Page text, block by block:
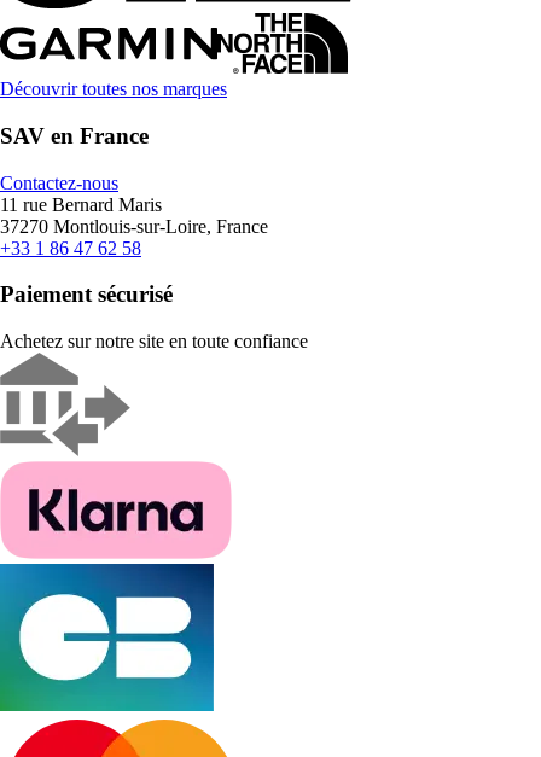
Découvrir toutes nos marques
SAV en France
Contactez-nous
11 rue Bernard Maris
37270 Montlouis-sur-Loire, France
+33 1 86 47 62 58
Paiement sécurisé
Achetez sur notre site en toute confiance